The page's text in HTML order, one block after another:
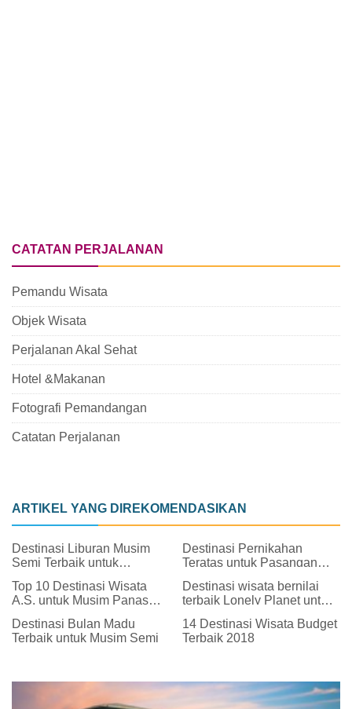
CATATAN PERJALANAN
Pemandu Wisata
Objek Wisata
Perjalanan Akal Sehat
Hotel &Makanan
Fotografi Pemandangan
Catatan Perjalanan
ARTIKEL YANG DIREKOMENDASIKAN
Destinasi Liburan Musim
Semi Terbaik untuk
Destinasi Pernikahan
Teratas untuk Pasangan
Top 10 Destinasi Wisata
A.S. untuk Musim Panas
Destinasi wisata bernilai
terbaik Lonely Planet untuk
Destinasi Bulan Madu
Terbaik untuk Musim Semi
14 Destinasi Wisata Budget
Terbaik 2018